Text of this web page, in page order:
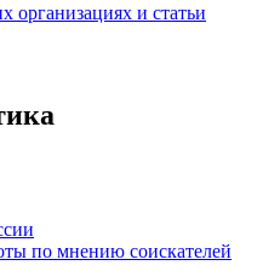
организациях и статьи
по мнению соискателей